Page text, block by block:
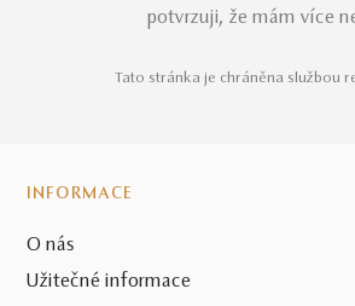
potvrzuji, že mám více
Tato stránka je chráněna službou
INFORMACE
O nás
Užitečné informace